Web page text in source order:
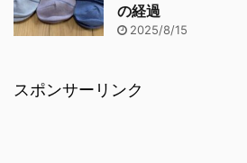
の経過
2025/8/15
スポンサーリンク